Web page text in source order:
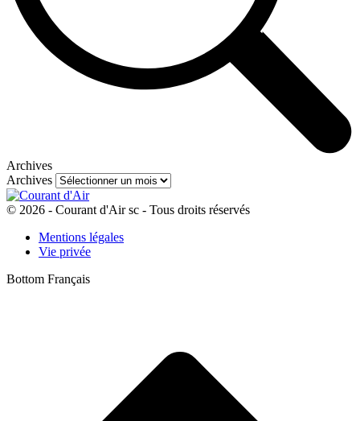
Archives
Archives
© 2026 - Courant d'Air sc - Tous droits réservés
Mentions légales
Vie privée
Bottom Français